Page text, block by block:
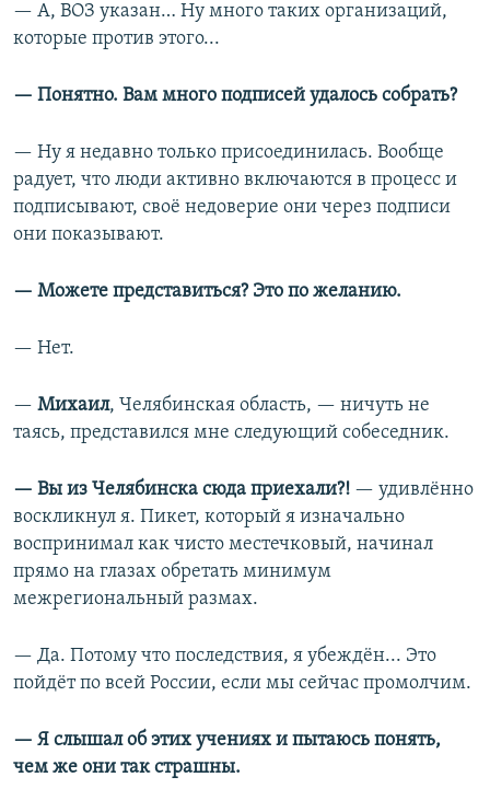
— А, ВОЗ указан… Ну много таких организаций,
которые против этого...
— Понятно. Вам много подписей удалось собрать?
— Ну я недавно только присоединилась. Вообще
радует, что люди активно включаются в процесс и
подписывают, своё недоверие они через подписи
они показывают.
— Можете представиться? Это по желанию.
— Нет.
— Михаил, Челябинская область, — ничуть не
таясь, представился мне следующий собеседник.
— Вы из Челябинска сюда приехали?! — удивлённо
воскликнул я. Пикет, который я изначально
воспринимал как чисто местечковый, начинал
прямо на глазах обретать минимум
межрегиональный размах.
— Да. Потому что последствия, я убеждён... Это
пойдёт по всей России, если мы сейчас промолчим.
— Я слышал об этих учениях и пытаюсь понять,
чем же они так страшны.